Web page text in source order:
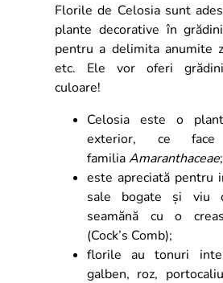
Florile de Celosia sunt
plante decorative în
pentru a delimita anumite
etc. Ele vor oferi
culoare!
Celosia este o
exterior, ce
familiaAmaranthaceae;
este apreciată pentru
sale bogate și viu
seamănă cu o
(Cock’s Comb);
florile au tonuri
galben, roz,